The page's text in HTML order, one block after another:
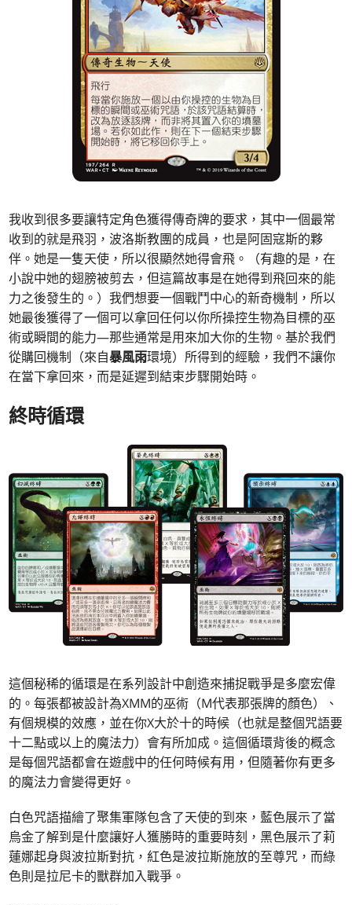
我收到很多要讓特定角色獲得傳奇牌的要求，其中一個最常
收到的就是飛羽，波洛斯教團的成員，也是阿固寇斯的夥
伴。她是一隻天使，所以很顯然她得會飛。（有趣的是，在
小說中她的翅膀被剪去，但這篇故事是在她得到飛回來的能
力之後發生的。）我們想要一個戰鬥中心的新奇機制，所以
她最後獲得了一個可以拿回任何以你所操控生物為目標的巫
術或瞬間的能力—那些通常是用來加大你的生物。基於我們
從購回機制（來自暴風雨環境）所得到的經驗，我們不讓你
在當下拿回來，而是延遲到結束步驟開始時。
終時循環
這個秘稀的循環是在系列設計中創造來捕捉戰爭是多麼宏偉
的。每張都被設計為XMM的巫術（M代表那張牌的顏色）、
有個規模的效應，並在你X大於十的時候（也就是整個咒語要
十二點或以上的魔法力）會有所加成。這個循環背後的概念
是每個咒語都會在遊戲中的任何時候有用，但隨著你有更多
的魔法力會變得更好。
白色咒語描繪了聚集軍隊包含了天使的到來，藍色展示了當
烏金了解到是什麼讓好人獲勝時的重要時刻，黑色展示了莉
蓮娜起身與波拉斯對抗，紅色是波拉斯施放的至尊咒，而綠
色則是拉尼卡的獸群加入戰爭。